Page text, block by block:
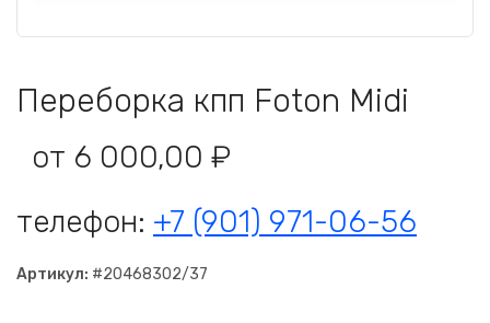
Переборка кпп Foton Midi
от 6 000,00 ₽
телефон: +7 (901) 971-06-56
Артикул: #20468302/37